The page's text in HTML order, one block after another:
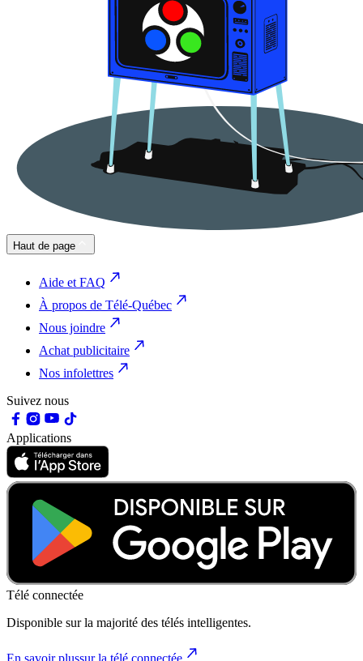
Haut de page
Aide et FAQ
À propos de Télé-Québec
Nous joindre
Achat publicitaire
Nos infolettres
Suivez nous
Applications
Télé connectée
Disponible sur la majorité des télés intelligentes.
En savoir plussur la télé connectée